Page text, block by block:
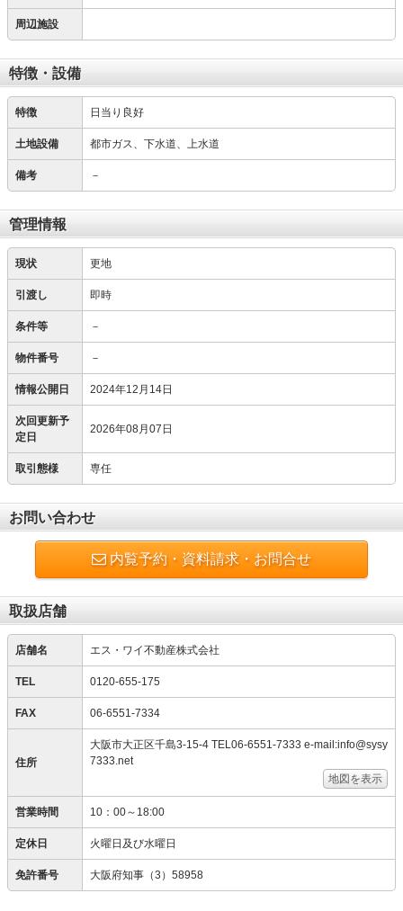
周辺施設
特徴・設備
特徴 日当り良好
土地設備 都市ガス、下水道、上水道
備考 －
管理情報
現状 更地
引渡し 即時
条件等 －
物件番号 －
情報公開日 2024年12月14日
次回更新予
定日
2026年08月07日
取引態様 専任
お問い合わせ
内覧予約・資料請求・お問合せ
取扱店舗
店舗名 エス・ワイ不動産株式会社
TEL 0120-655-175
FAX 06-6551-7334
住所
大阪市大正区千島3-15-4 TEL06-6551-7333 e-mail:info@sysy
7333.net
地図を表示
営業時間 10：00～18:00
定休日 火曜日及び水曜日
免許番号 大阪府知事（3）58958